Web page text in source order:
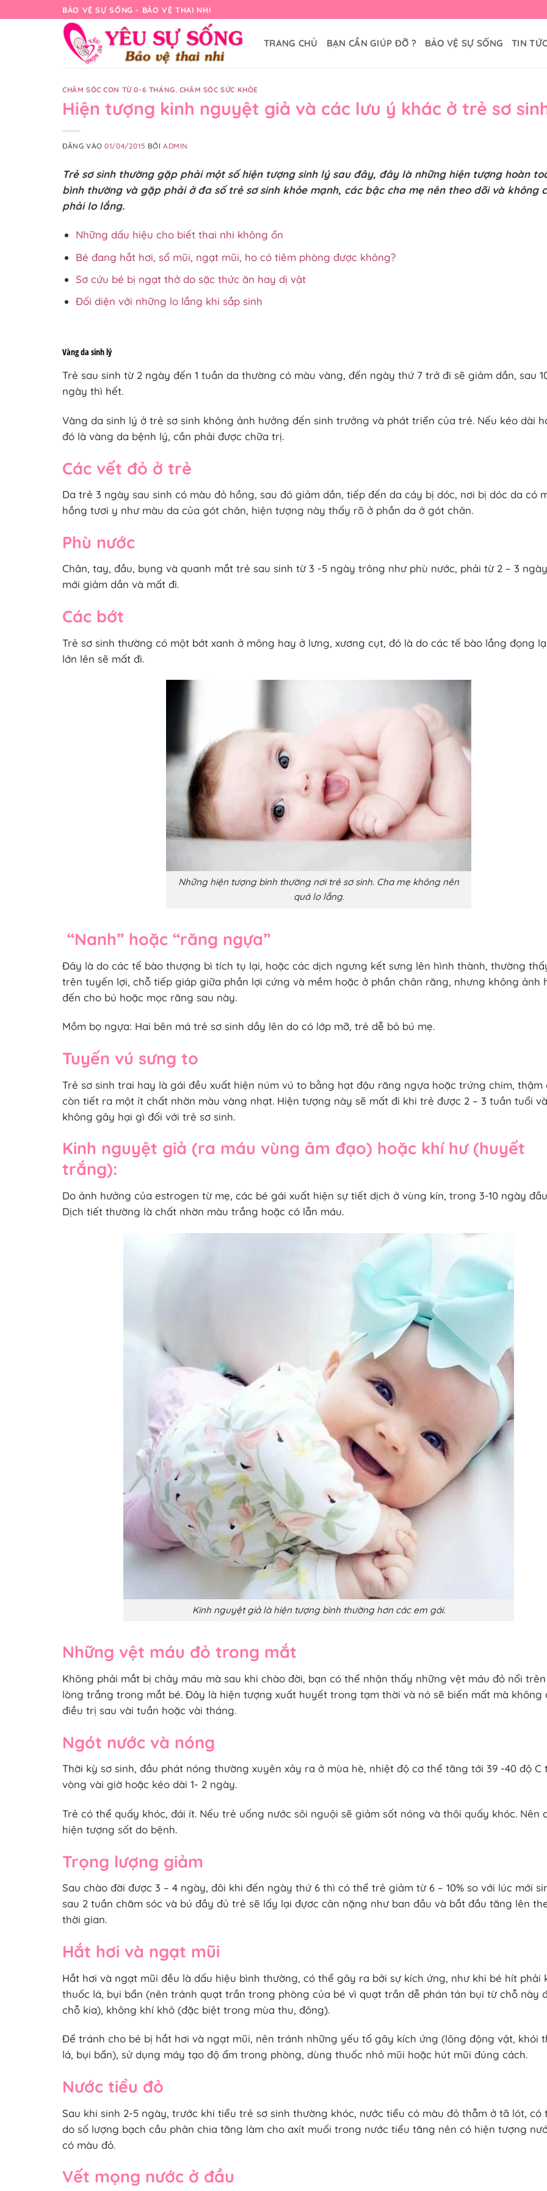
qua
BẢO VỆ SỰ SỐNG - BẢO VỆ THAI NHI
TRANG CHỦ BẠN CẦN GIÚP ĐỠ ? BẢO VỆ SỰ SỐNG TIN TỨC
CHĂM SÓC CON TỪ 0-6 THÁNG, CHĂM SÓC SỨC KHỎE
Hiện tượng kinh nguyệt giả và các lưu ý khác ở trẻ sơ
ĐĂNG VÀO01/04/2015 BỞIADMIN
Trẻ sơ sinh thường gặp phải một số hiện tượng sinh lý sau đây, đây là những hiện tượng hoàn
bình thường và gặp phải ở đa số trẻ sơ sinh khỏe mạnh, các bậc cha mẹ nên theo dõi và không
phải lo lắng.
Những dấu hiệu cho biết thai nhi không ổn
Bé đang hắt hơi, sổ mũi, ngạt mũi, ho có tiêm phòng được không?
Sơ cứu bé bị ngạt thở do sặc thức ăn hay dị vật
Đối diện với những lo lắng khi sắp sinh
Vàng da sinh lý
Trẻ sau sinh từ 2 ngày đến 1 tuần da thường có màu vàng, đến ngày thứ 7 trở đi sẽ giảm dần, sau
ngày thì hết.
Vàng da sinh lý ở trẻ sơ sinh không ảnh hưởng đến sinh trưởng và phát triển của trẻ. Nếu kéo dài
đó là vàng da bệnh lý, cần phải được chữa trị.
Các vết đỏ ở trẻ
Da trẻ 3 ngày sau sinh có màu đỏ hồng, sau đó giảm dần, tiếp đến da cáy bị dóc, nơi bị dóc da có
hồng tươi y như màu da của gót chân, hiện tượng này thấy rõ ở phần da ở gót chân.
Phù nước
Chân, tay, đầu, bụng và quanh mắt trẻ sau sinh từ 3 -5 ngày trông như phù nước, phải từ 2 – 3
mới giảm dần và mất đi.
Các bớt
Trẻ sơ sinh thường có một bớt xanh ở mông hay ở lưng, xương cụt, đó là do các tế bào lắng đọng
lớn lên sẽ mất đi.
Những hiện tượng bình thường nơi trẻ sơ sinh. Cha mẹ không nên
quá lo lắng.
“Nanh” hoặc “răng ngựa”
Đây là do các tế bào thượng bì tích tụ lại, hoặc các dịch ngưng kết sưng lên hình thành, thường
trên tuyến lợi, chỗ tiếp giáp giữa phần lợi cứng và mềm hoặc ở phần chân răng, nhưng không ảnh
đến cho bú hoặc mọc răng sau này.
Mồm bọ ngựa: Hai bên má trẻ sơ sinh dầy lên do có lớp mỡ, trẻ dễ bỏ bú mẹ.
Tuyến vú sưng to
Trẻ sơ sinh trai hay là gái đều xuất hiện núm vú to bằng hạt đậu răng ngựa hoặc trứng chim, thậm
còn tiết ra một ít chất nhờn màu vàng nhạt. Hiện tượng này sẽ mất đi khi trẻ được 2 – 3 tuần tuổi và
không gây hại gì đối với trẻ sơ sinh.
Kinh nguyệt giả (ra máu vùng âm đạo) hoặc khí hư (huyết
trắng):
Do ảnh hưởng của estrogen từ mẹ, các bé gái xuất hiện sự tiết dịch ở vùng kín, trong 3-10 ngày
Dịch tiết thường là chất nhờn màu trắng hoặc có lẫn máu.
Kinh nguyệt giả là hiện tượng bình thường hơn các em gái.
Những vệt máu đỏ trong mắt
Không phải mắt bị chảy máu mà sau khi chào đời, bạn có thể nhận thấy những vệt máu đỏ nổi
lòng trắng trong mắt bé. Đây là hiện tượng xuất huyết trong tạm thời và nó sẽ biến mất mà không
điều trị sau vài tuần hoặc vài tháng.
Ngót nước và nóng
Thời kỳ sơ sinh, đầu phát nóng thường xuyên xảy ra ở mùa hè, nhiệt độ cơ thể tăng tới 39 -40 độ C
vòng vài giờ hoặc kéo dài 1- 2 ngày.
Trẻ có thể quấy khóc, đái ít. Nếu trẻ uống nước sôi nguội sẽ giảm sốt nóng và thôi quấy khóc. Nên
hiện tượng sốt do bệnh.
Trọng lượng giảm
Sau chào đời được 3 – 4 ngày, đôi khi đến ngày thứ 6 thì có thể trẻ giảm từ 6 – 10% so với lúc mới
sau 2 tuần chăm sóc và bú đầy đủ trẻ sẽ lấy lại đựơc cân nặng như ban đầu và bắt đầu tăng lên
thời gian.
Hắt hơi và ngạt mũi
Hắt hơi và ngạt mũi đều là dấu hiệu bình thường, có thể gây ra bởi sự kích ứng, như khi bé hít phải
thuốc lá, bụi bẩn (nên tránh quạt trần trong phòng của bé vì quạt trần dễ phán tán bụi từ chỗ này
chỗ kia), không khí khô (đặc biệt trong mùa thu, đông).
Để tránh cho bé bị hắt hơi và ngạt mũi, nên tránh những yếu tố gây kích ứng (lông động vật, khói
lá, bụi bẩn), sử dụng máy tạo độ ẩm trong phòng, dùng thuốc nhỏ mũi hoặc hút mũi đúng cách.
Nước tiểu đỏ
Sau khi sinh 2-5 ngày, trước khi tiểu trẻ sơ sinh thường khóc, nước tiểu có màu đỏ thẫm ở tã lót, có
do số lượng bạch cầu phân chia tăng làm cho axít muối trong nước tiểu tăng nên có hiện tượng
có màu đỏ.
Vết mọng nước ở đầu